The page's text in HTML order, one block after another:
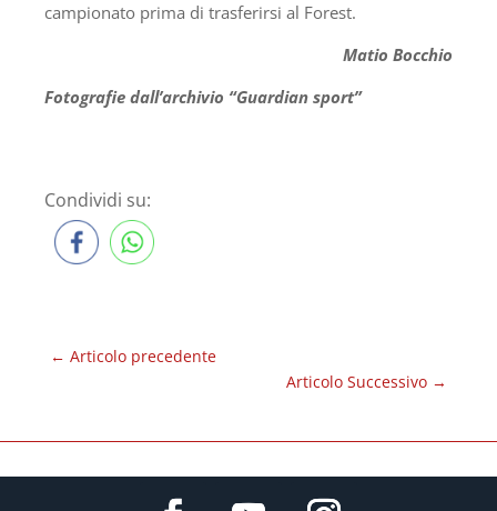
campionato prima di trasferirsi al Forest.
Matio Bocchio
Fotografie dall’archivio “Guardian sport”
Condividi su:
← Articolo precedente
Articolo Successivo →